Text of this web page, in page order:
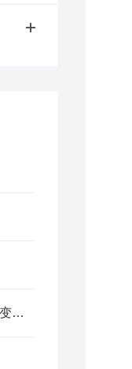
电子电器高低温湿热试验方法交变湿热试验箱